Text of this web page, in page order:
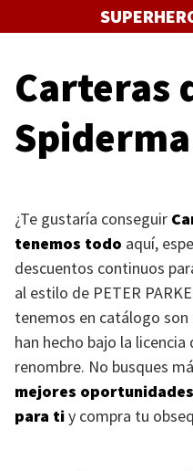
al
Carteras
¿Te gustaría conseguir
tenemos todo aquí,
descuentos continuos
al estilo de PETER
tenemos en catálogo
han hecho bajo la
renombre. No busques
mejores
para tiy compra tu